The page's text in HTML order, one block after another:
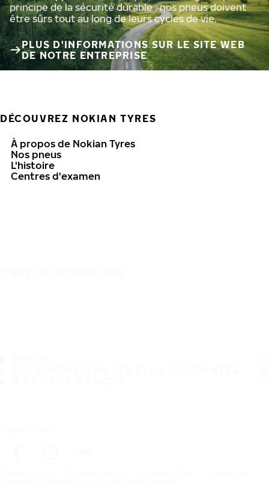
principe de la sécurité durable : nos pneus doivent
être sûrs tout au long de leurs cycles de vie.
PLUS D'INFORMATIONS SUR LE SITE WEB
DE NOTRE ENTREPRISE
DÉCOUVREZ NOKIAN TYRES
À propos de Nokian Tyres
Nos pneus
L'histoire
Centres d'examen